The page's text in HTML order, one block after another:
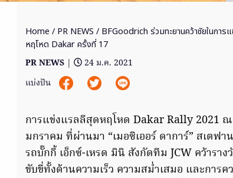
Home / PR NEWS / BFGoodrich ร่วมทะยานคว้าชัยในการ
หฤโหด Dakar ครั้งที่ 17
PR NEWS |
24 ม.ค. 2021
แบ่งปัน
การแข่งแรลลีสุดหฤโหด Dakar Rally 2021
มกราคม ที่ผ่านมา “เมอซิเออร์ ดาการ์” สเตฟ
รถบั๊กกี้ เอ็กซ์-เหรด มินิ สังกัดทีม JCW คว้ารา
ขับขี่ทั้งด้านความเร็ว ความสม่ำเสมอ และการ